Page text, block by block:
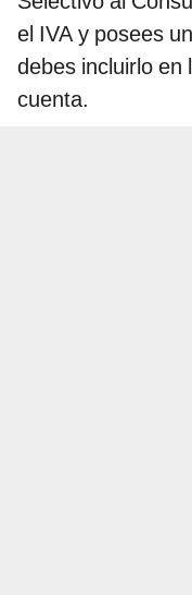
el IVA y posees
debes incluirlo en
cuenta.